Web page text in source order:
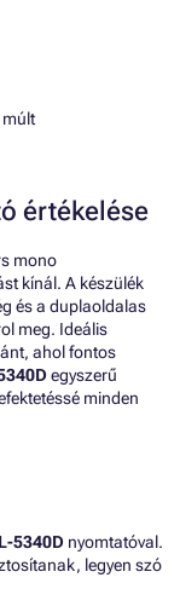
múlt
értékelése
mono
kínál. A készülék
és a duplaoldalas
meg. Ideális
ahol fontos
egyszerű
minden
5340D nyomtatóval.
legyen szó